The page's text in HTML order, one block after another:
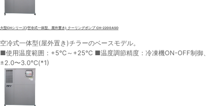
大型CHシリーズ(空冷式一体型、屋外置き) クーリングポンプ CH-2200ASO
空冷式一体型(屋外置き)チラーのベースモデル。
■使用温度範囲：+5℃～+25℃ ■温度調節精度：冷凍機ON-OFF制御、
±2.0〜3.0℃(*1)